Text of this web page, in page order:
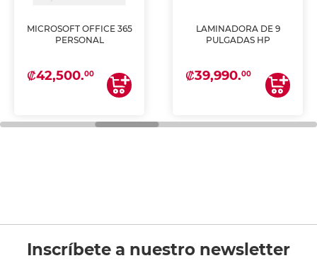
MICROSOFT OFFICE 365
PERSONAL
₡42,500.00
LAMINADORA DE 9
PULGADAS HP
₡39,990.00
Inscríbete a nuestro newsletter